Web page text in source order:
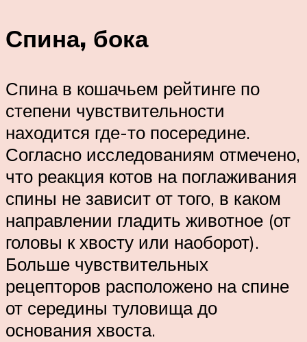
Спина, бока
Спина в кошачьем рейтинге по
степени чувствительности
находится где-то посередине.
Согласно исследованиям отмечено,
что реакция котов на поглаживания
спины не зависит от того, в каком
направлении гладить животное (от
головы к хвосту или наоборот).
Больше чувствительных
рецепторов расположено на спине
от середины туловища до
основания хвоста.